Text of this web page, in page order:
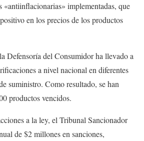
«antiinflacionarias» implementadas, que
en los precios de los productos
Defensoría del Consumidor ha llevado a
a nivel nacional en diferentes
suministro. Como resultado, se han
productos vencidos.
a la ley, el Tribunal Sancionador
de $2 millones en sanciones,